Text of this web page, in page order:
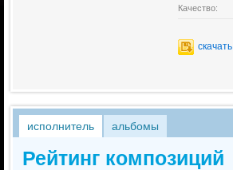
Качество:
скачать
исполнитель альбомы
Рейтинг композиций